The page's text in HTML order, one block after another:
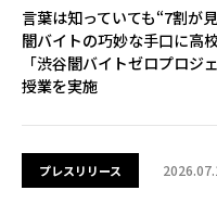
言葉は知っていても“7割が
闇バイトの巧妙な手口に高
「渋谷闇バイトゼロプロ
授業を実施
プレスリリース